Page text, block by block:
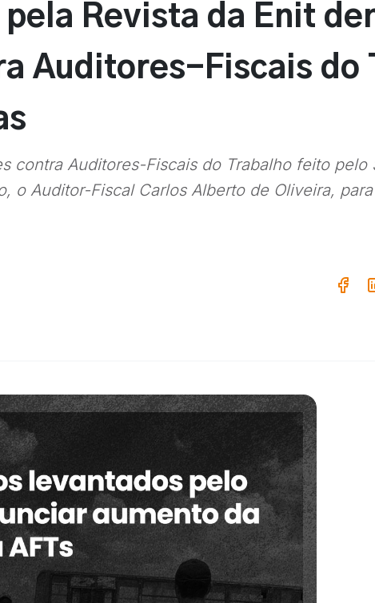
Revista da Enit
Auditores-Fiscais do
contra Auditores-Fiscais do Trabalho feito
o Auditor-Fiscal Carlos Alberto de Oliveira,